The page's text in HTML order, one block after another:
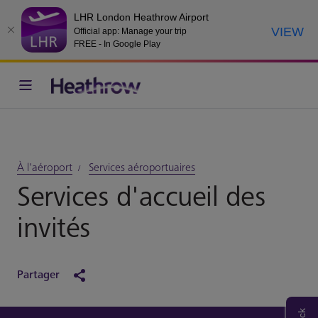
LHR London Heathrow Airport
Official app: Manage your trip
FREE - In Google Play
VIEW
À l'aéroport Services aéroportuaires
Services d'accueil des
invités
Partager